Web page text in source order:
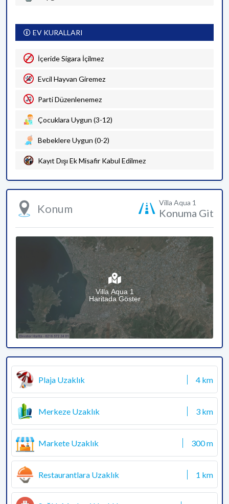
EV KURALLARI
İçeride Sigara İçilmez
Evcil Hayvan Giremez
Parti Düzenlenemez
Çocuklara Uygun (3-12)
Bebeklere Uygun (0-2)
Kayıt Dışı Ek Misafir Kabul Edilmez
Konum Villa Aqua 1
Konuma Git
Villa Aqua 1
Haritada Göster
Plaja Uzaklık 4 km
Merkeze Uzaklık 3 km
Markete Uzaklık 300 m
Restaurantlara Uzaklık 1 km